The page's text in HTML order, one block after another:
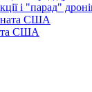
і "парад"
США